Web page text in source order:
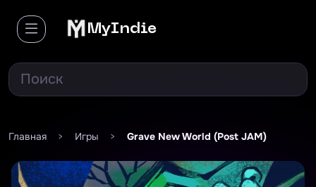
MyIndie
Главная > Игры > Grave New World (Post JAM)